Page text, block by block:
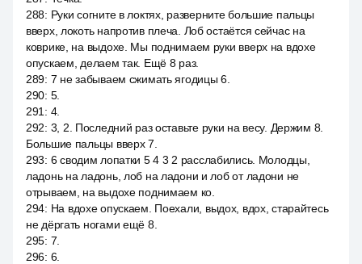
288: Руки согните в локтях, разверните большие пальцы
вверх, локоть напротив плеча. Лоб остаётся сейчас на
коврике, на выдохе. Мы поднимаем руки вверх на вдохе
опускаем, делаем так. Ещё 8 раз.
289: 7 не забываем сжимать ягодицы 6.
290: 5.
291 : 4.
292: 3, 2. Последний раз оставьте руки на весу. Держим 8.
Большие пальцы вверх 7.
293: 6 сводим лопатки 5 4 3 2 расслабились. Молодцы,
ладонь на ладонь, лоб на ладони и лоб от ладони не
отрываем, на выдохе поднимаем ко.
294: На вдохе опускаем. Поехали, выдох, вдох, старайтесь
не дёргать ногами ещё 8.
295: 7.
296: 6.